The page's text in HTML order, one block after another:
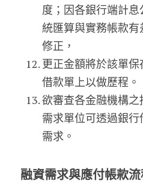
度；因各銀行端計
統匯算與實務帳款
修正，
更正金額將於該單
借款單上以做歷程。
欲審查各金融機構之
需求單位可透過銀
需求。
融資需求與應付帳款